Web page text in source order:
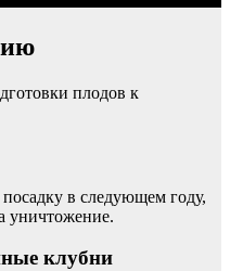
плодов к
в следующем году,
уничтожение.
клубни